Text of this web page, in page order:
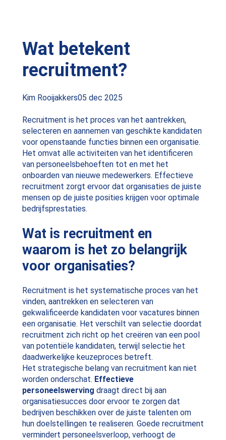
Wat betekent
recruitment?
Posted
Kim Rooijakkers05 dec 2025
Recruitment is het proces van het aantrekken,
selecteren en aannemen van geschikte kandidaten
voor openstaande functies binnen een organisatie.
Het omvat alle activiteiten van het identificeren
van personeelsbehoeften tot en met het
onboarden van nieuwe medewerkers. Effectieve
recruitment zorgt ervoor dat organisaties de juiste
mensen op de juiste posities krijgen voor optimale
bedrijfsprestaties.
Wat is recruitment en
waarom is het zo belangrijk
voor organisaties?
Recruitment is het systematische proces van het
vinden, aantrekken en selecteren van
gekwalificeerde kandidaten voor vacatures binnen
een organisatie. Het verschilt van selectie doordat
recruitment zich richt op het creëren van een pool
van potentiële kandidaten, terwijl selectie het
daadwerkelijke keuzeproces betreft.
Het strategische belang van recruitment kan niet
worden onderschat. Effectieve
personeelswerving draagt direct bij aan
organisatiesucces door ervoor te zorgen dat
bedrijven beschikken over de juiste talenten om
hun doelstellingen te realiseren. Goede recruitment
vermindert personeelsverloop, verhoogt de